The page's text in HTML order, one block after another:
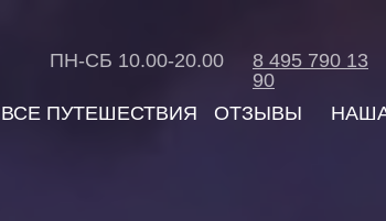
ПН-СБ 10.00-20.00
8 495 790 13
90
ОТЗЫВЫ
ВСЕ ПУТЕШЕСТВИЯ